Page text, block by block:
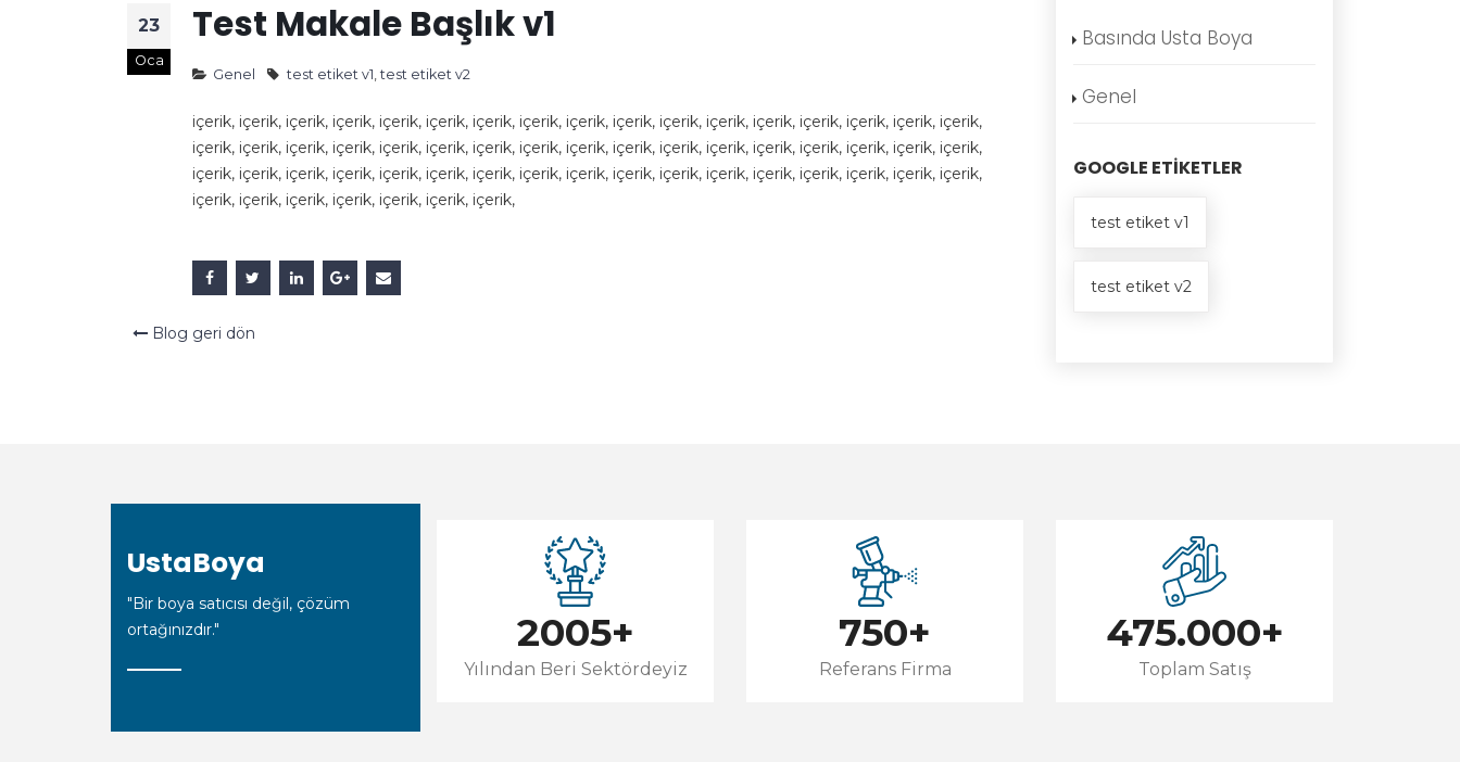
23
Oca
Test Makale Başlık v1
Genel test etiket v1,test etiket v2
içerik, içerik, içerik, içerik, içerik, içerik, içerik, içerik, içerik, içerik, içerik, içerik, içerik, içerik, içerik, içerik, içerik,
içerik, içerik, içerik, içerik, içerik, içerik, içerik, içerik, içerik, içerik, içerik, içerik, içerik, içerik, içerik, içerik, içerik,
içerik, içerik, içerik, içerik, içerik, içerik, içerik, içerik, içerik, içerik, içerik, içerik, içerik, içerik, içerik, içerik, içerik,
içerik, içerik, içerik, içerik, içerik, içerik, içerik,
Blog geri dön
Basında Usta Boya
Genel
GOOGLE ETIKETLER
test etiket v1
test etiket v2
UstaBoya
"Bir boya satıcısı değil, çözüm
ortağınızdır."
2005+
Yılından Beri Sektördeyiz
750+
Referans Firma
475.000+
Toplam Satış